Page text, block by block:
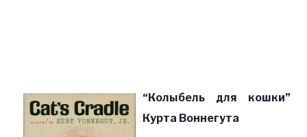
“Колыбель для кошки”
Курта Воннегута